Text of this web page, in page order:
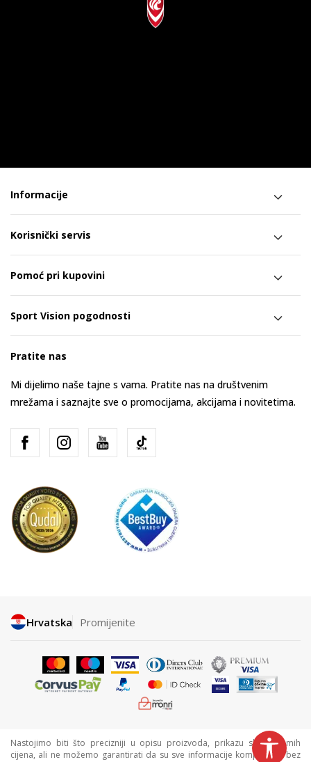
Informacije
Korisnički servis
Pomoć pri kupovini
Sport Vision pogodnosti
Pratite nas
Mi dijelimo naše tajne s vama. Pratite nas na društvenim
mrežama i saznajte sve o promocijama, akcijama i novitetima.
Hrvatska Promijenite
Nastojimo biti što precizniji u opisu proizvoda, prikazu slika i samih
cijena, ali ne možemo garantirati da su sve informacije kompletne i bez